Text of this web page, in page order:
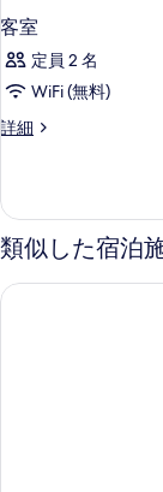
客室
定員 2 名
WiFi (無料)
詳細
客
細
類似した宿泊
フライガイスト ノ